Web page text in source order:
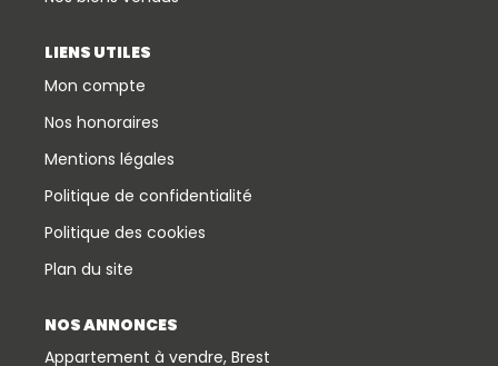
LIENS UTILES
Mon compte
Nos honoraires
Mentions légales
Politique de confidentialité
Politique des cookies
Plan du site
NOS ANNONCES
Appartement à vendre, Brest